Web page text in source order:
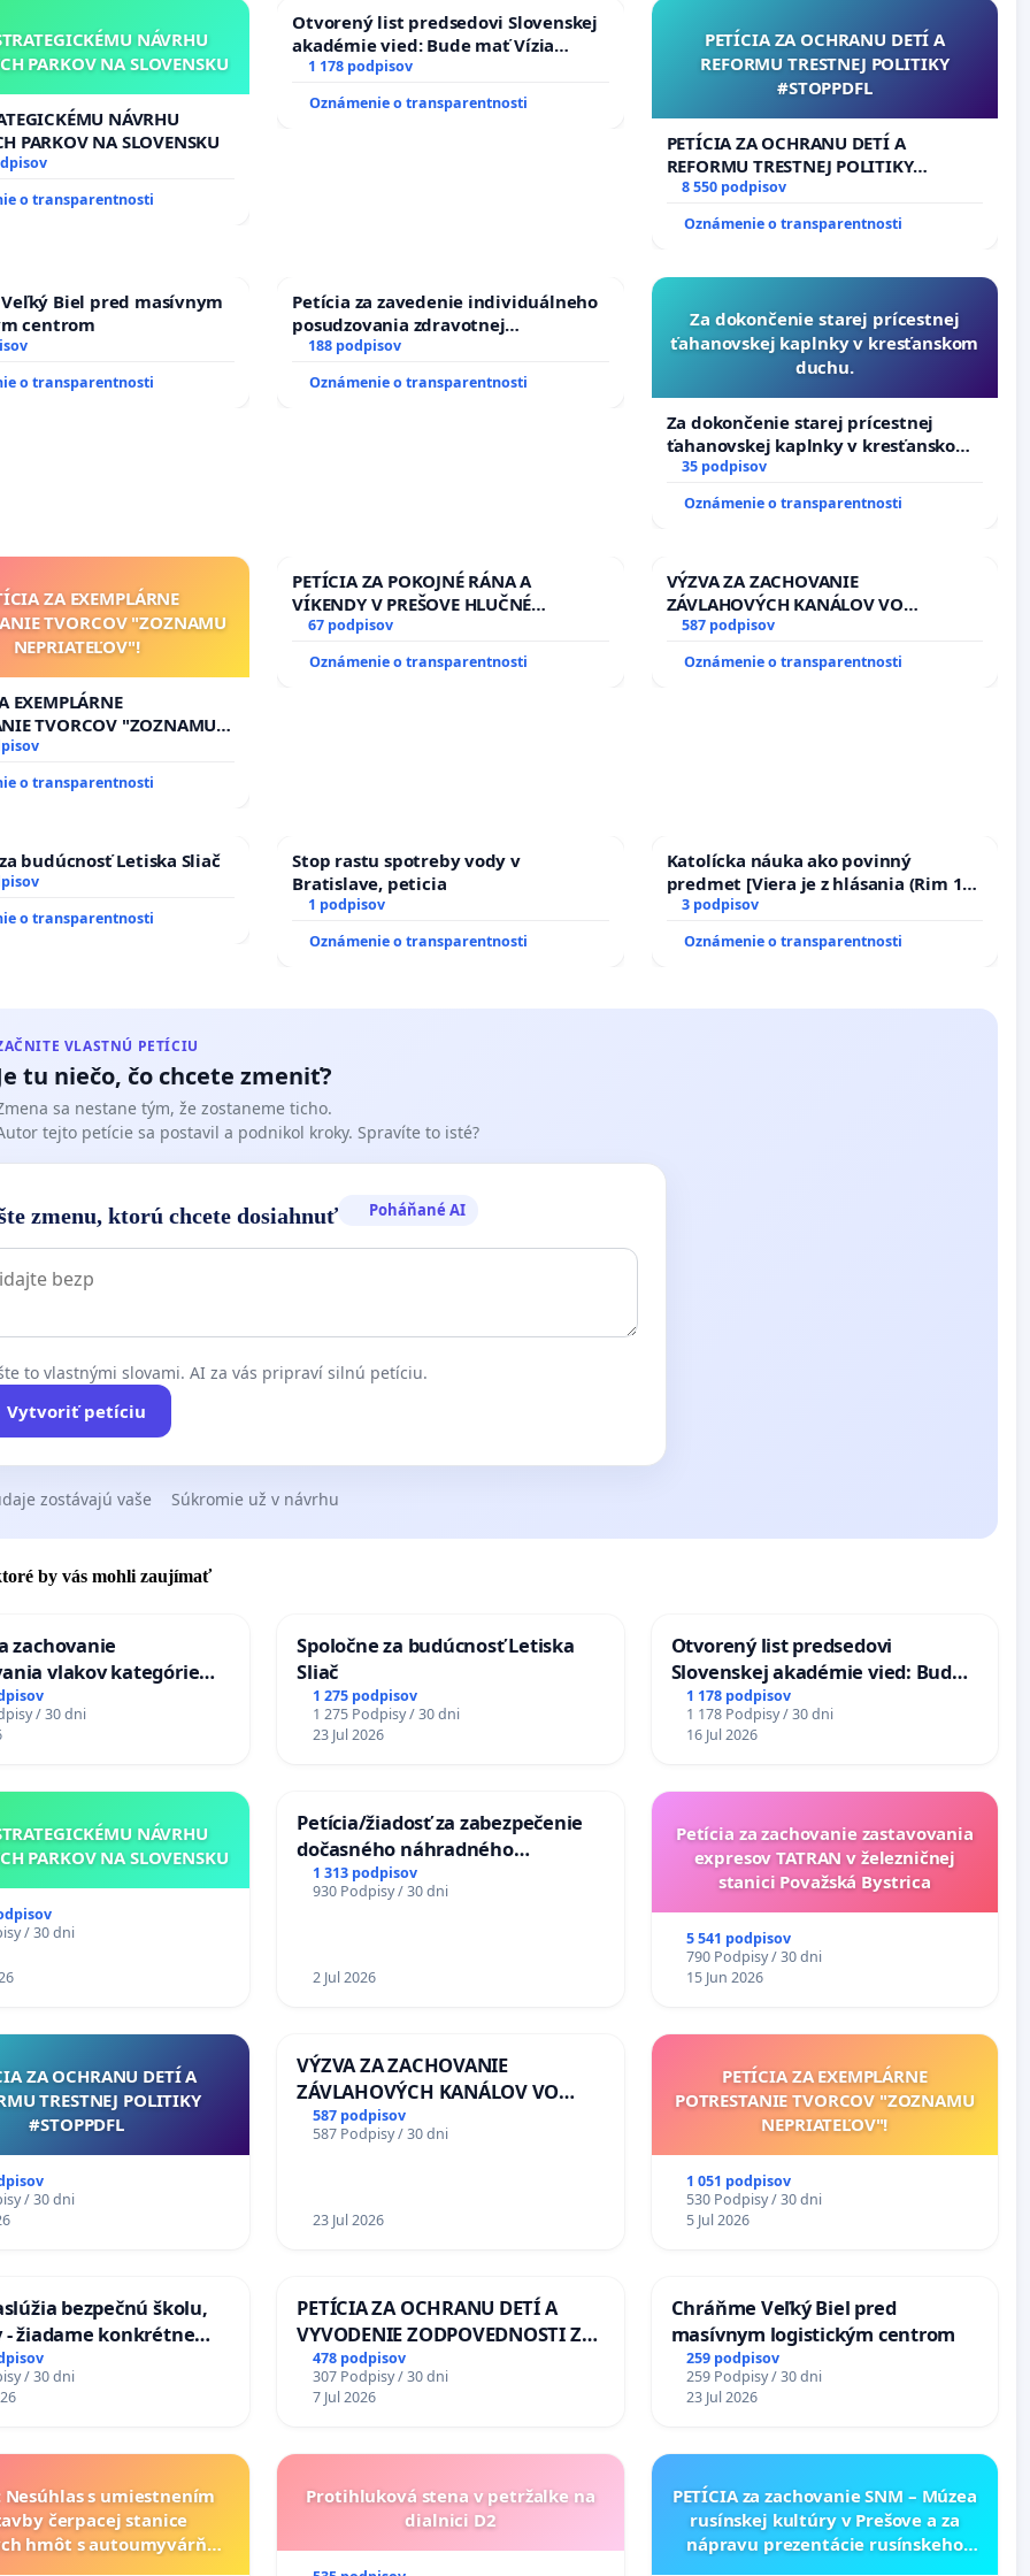
NÁVRHU
PARKOV NA SLOVENSKU
NÁVRHU
PARKOV NA SLOVENSKU
o transparentnosti
Otvorený list predsedovi Slovenskej
akadémie vied: Bude mať Vízia
Slovenska 2040 mravnú chrbticu?
1 178 podpisov
Oznámenie o transparentnosti
PETÍCIA ZA OCHRANU DETÍ A
REFORMU TRESTNEJ POLITIKY
#STOPPDFL
PETÍCIA ZA OCHRANU DETÍ A
REFORMU TRESTNEJ POLITIKY
#STOPPDFL
8 550 podpisov
Oznámenie o transparentnosti
Biel pred masívnym
centrom
o transparentnosti
Petícia za zavedenie individuálneho
posudzovania zdravotnej
spôsobilosti osôb s diabetom 1. a 2.
zboru SR
188 podpisov
Oznámenie o transparentnosti
Za dokončenie starej prícestnej
ťahanovskej kaplnky v kresťanskom
duchu.
Za dokončenie starej prícestnej
ťahanovskej kaplnky v kresťanskom
duchu.
35 podpisov
Oznámenie o transparentnosti
ZA EXEMPLÁRNE
TVORCOV "ZOZNAMU
NEPRIATEĽOV"!
EXEMPLÁRNE
TVORCOV "ZOZNAMU
o transparentnosti
PETÍCIA ZA POKOJNÉ RÁNA A
VÍKENDY V PREŠOVE HLUČNÉ
STAVEBNÉ PRÁCE V SOBOTU LEN OD
TÝŽDEŇ CIEĽ 8.00 – 18.00 HOD. A
67 podpisov
Oznámenie o transparentnosti
VÝZVA ZA ZACHOVANIE
ZÁVLAHOVÝCH KANÁLOV VO
VÝLUČNOM VLASTNÍCTVE A POD
& žiadosť na riešenie zanedbaného
587 podpisov
Oznámenie o transparentnosti
budúcnosť Letiska Sliač
o transparentnosti
Stop rastu spotreby vody v
Bratislave, peticia
1 podpisov
Oznámenie o transparentnosti
Katolícka náuka ako povinný
predmet [Viera je z hlásania (Rim 10,
17)]
3 podpisov
Oznámenie o transparentnosti
VLASTNÚ PETÍCIU
tu niečo, čo chcete zmeniť?
sa nestane tým, že zostaneme ticho.
tejto petície sa postavil a podnikol kroky. Spravíte to isté?
zmenu, ktorú chcete dosiahnuť Poháňané AI
to vlastnými slovami. AI za vás pripraví silnú petíciu.
Vytvoriť petíciu
zostávajú vaše Súkromie už v návrhu
by vás mohli zaujímať
zachovanie
vlakov kategórie
TATRAN v železničnej
/ 30 dni
Spoločne za budúcnosť Letiska
Sliač
1 275 podpisov
1 275 Podpisy / 30 dni
23 Jul 2026
Otvorený list predsedovi
Slovenskej akadémie vied: Bude
mať Vízia Slovenska 2040 mravnú
chrbticu?
1 178 podpisov
1 178 Podpisy / 30 dni
16 Jul 2026
NÁVRHU
PARKOV NA SLOVENSKU
/ 30 dni
Petícia/žiadosť za zabezpečenie
dočasného náhradného
premostenia Váhu počas úplnej
uzávery Vážskeho mosta v
1 313 podpisov
930 Podpisy / 30 dni
2 Jul 2026
Petícia za zachovanie zastavovania
expresov TATRAN v železničnej
stanici Považská Bystrica
5 541 podpisov
790 Podpisy / 30 dni
15 Jun 2026
ZA OCHRANU DETÍ A
TRESTNEJ POLITIKY
#STOPPDFL
/ 30 dni
VÝZVA ZA ZACHOVANIE
ZÁVLAHOVÝCH KANÁLOV VO
VÝLUČNOM VLASTNÍCTVE A POD
KONTROLOU SLOVENSKEJ
a odvodňovacích kanálov na
587 podpisov
587 Podpisy / 30 dni
23 Jul 2026
PETÍCIA ZA EXEMPLÁRNE
POTRESTANIE TVORCOV "ZOZNAMU
NEPRIATEĽOV"!
1 051 podpisov
530 Podpisy / 30 dni
5 Jul 2026
bezpečnú školu,
- žiadame konkrétne
na zlepšenie situácie v
/ 30 dni
PETÍCIA ZA OCHRANU DETÍ A
VYVODENIE ZODPOVEDNOSTI ZA
DLHOROČNÚ NEČINNOSŤ A
ZLYHANIE ŠTÁTU
478 podpisov
307 Podpisy / 30 dni
7 Jul 2026
Chráňme Veľký Biel pred
masívnym logistickým centrom
259 podpisov
259 Podpisy / 30 dni
23 Jul 2026
Nesúhlas s umiestnením
čerpacej stanice
hmôt s autoumyvárňou
Protihluková stena v petržalke na
dialnici D2
PETÍCIA za zachovanie SNM – Múzea
rusínskej kultúry v Prešove a za
nápravu prezentácie rusínskeho